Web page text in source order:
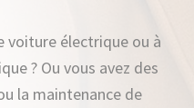
voiture électrique ou à
? Ou vous avez des
la maintenance de